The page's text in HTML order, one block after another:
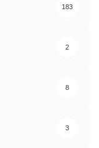
183
2
8
3